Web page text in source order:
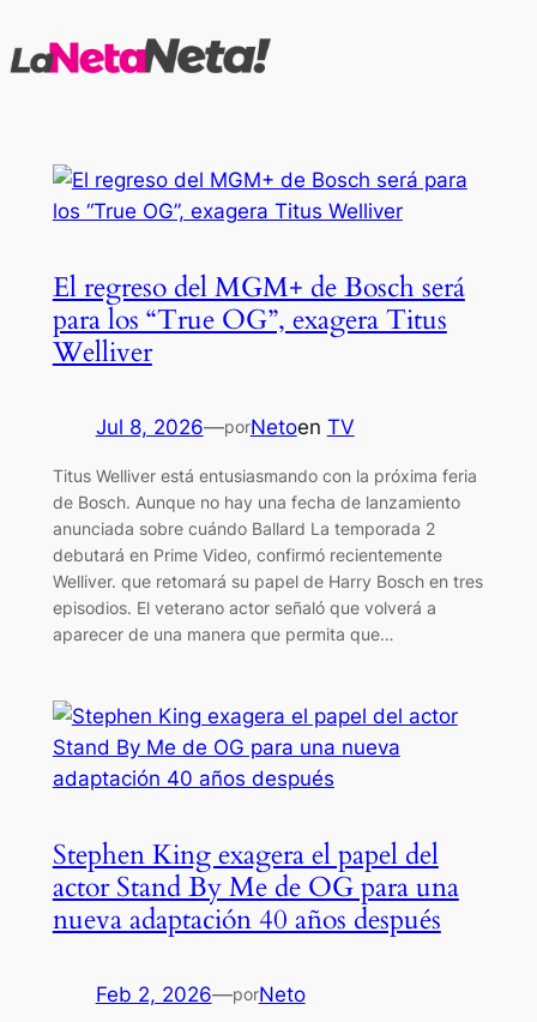
al
El regreso del MGM+ de Bosch será
para los “True OG”, exagera Titus
Welliver
Jul 8, 2026—porNetoen TV
Titus Welliver está entusiasmando con la próxima feria
de Bosch. Aunque no hay una fecha de lanzamiento
anunciada sobre cuándo Ballard La temporada 2
debutará en Prime Video, confirmó recientemente
Welliver. que retomará su papel de Harry Bosch en tres
episodios. El veterano actor señaló que volverá a
aparecer de una manera que permita que…
Stephen King exagera el papel del
actor Stand By Me de OG para una
nueva adaptación 40 años después
Feb 2, 2026—porNeto